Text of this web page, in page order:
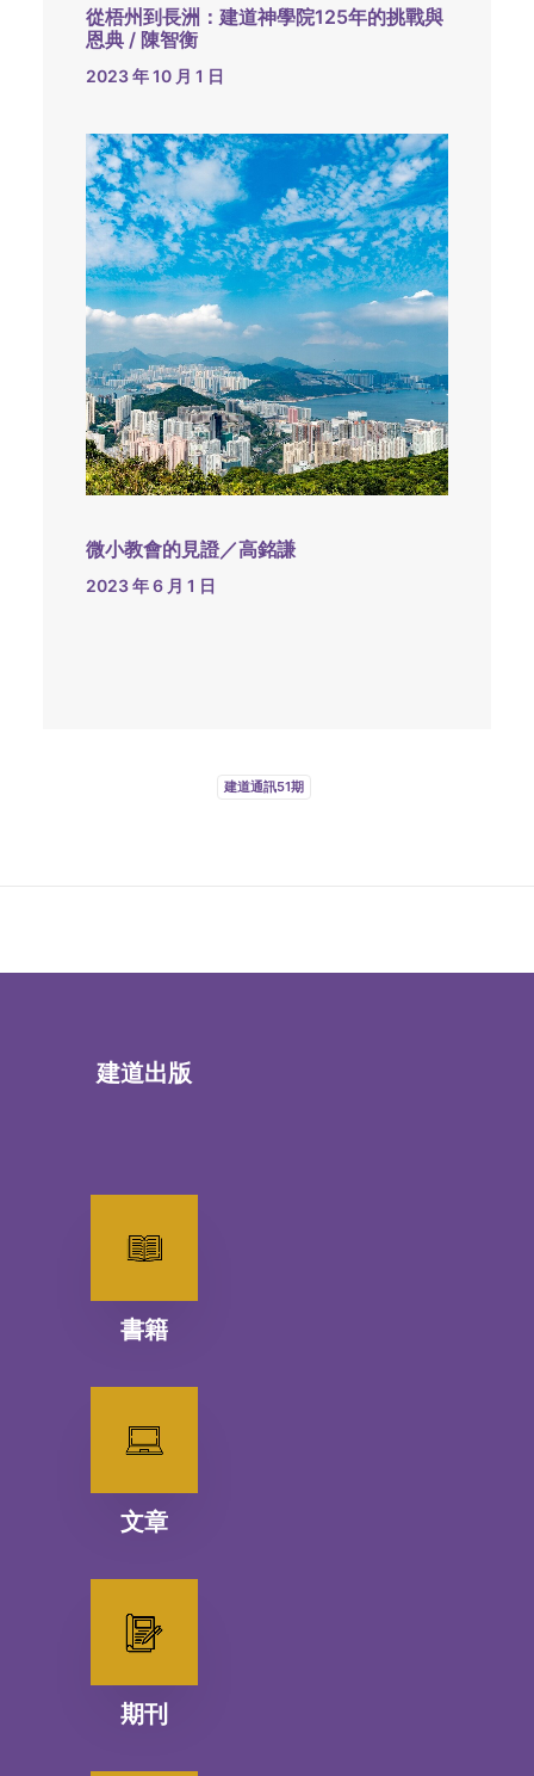
從梧州到長洲：建道神學院125年的挑戰與
恩典 / 陳智衡
2023 年 10 月 1 日
微小教會的見證／高銘謙
2023 年 6 月 1 日
建道通訊51期
建道出版
書籍
文章
期刊